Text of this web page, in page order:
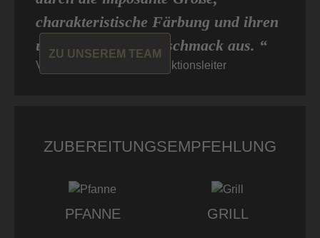
ZU UNSEREM TEAM
charakteristische Färbung und ihren
unverkennbaren Geschmack aus. “
Veit von Don Carne, Produktionsleiter
ZUBEREITUNGSEMPFEHLUNG
PFANNE GRILL